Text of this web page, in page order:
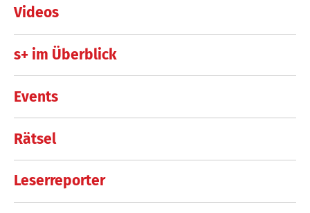
Videos
s+ im Überblick
Events
Rätsel
Leserreporter